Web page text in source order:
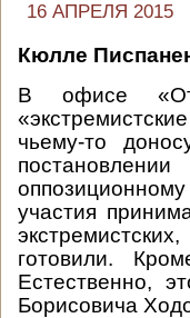
16 АПРЕЛЯ 2015
Кюлле
В офисе
чьему-то
участия
готовили.
Естественно,
Борисовича